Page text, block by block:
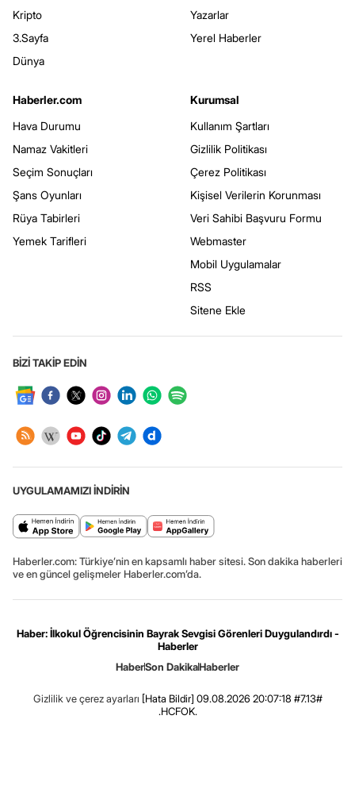
Kripto
3.Sayfa
Dünya
Yazarlar
Yerel Haberler
Haberler.com
Hava Durumu
Namaz Vakitleri
Seçim Sonuçları
Şans Oyunları
Rüya Tabirleri
Yemek Tarifleri
Kurumsal
Kullanım Şartları
Gizlilik Politikası
Çerez Politikası
Kişisel Verilerin Korunması
Veri Sahibi Başvuru Formu
Webmaster
Mobil Uygulamalar
RSS
Sitene Ekle
BİZİ TAKİP EDİN
UYGULAMAMIZI İNDİRİN
Haberler.com: Türkiye’nin en kapsamlı haber sitesi. Son dakika haberleri
ve en güncel gelişmeler Haberler.com’da.
Haber: İlkokul Öğrencisinin Bayrak Sevgisi Görenleri Duygulandırdı -
Haberler
HaberSon DakikaHaberler
Gizlilik ve çerez ayarları [Hata Bildir] 09.08.2026 20:07:18 #7.13#
.HCFOK.